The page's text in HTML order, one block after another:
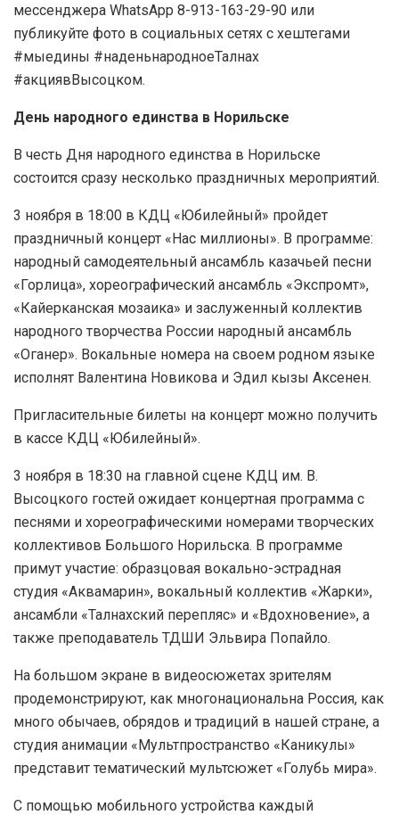
мессенджера WhatsApp 8-913-163-29-90 или
публикуйте фото в социальных сетях с хештегами
#мыедины #наденьнародноеТалнах
#акциявВысоцком.
День народного единства в Норильске
В честь Дня народного единства в Норильске
состоится сразу несколько праздничных мероприятий.
3 ноября в 18:00 в КДЦ «Юбилейный» пройдет
праздничный концерт «Нас миллионы». В программе:
народный самодеятельный ансамбль казачьей песни
«Горлица», хореографический ансамбль «Экспромт»,
«Кайерканская мозаика» и заслуженный коллектив
народного творчества России народный ансамбль
«Оганер». Вокальные номера на своем родном языке
исполнят Валентина Новикова и Эдил кызы Аксенен.
Пригласительные билеты на концерт можно получить
в кассе КДЦ «Юбилейный».
3 ноября в 18:30 на главной сцене КДЦ им. В.
Высоцкого гостей ожидает концертная программа с
песнями и хореографическими номерами творческих
коллективов Большого Норильска. В программе
примут участие: образцовая вокально-эстрадная
студия «Аквамарин», вокальный коллектив «Жарки»,
ансамбли «Талнахский перепляс» и «Вдохновение», а
также преподаватель ТДШИ Эльвира Попайло.
На большом экране в видеосюжетах зрителям
продемонстрируют, как многонациональна Россия, как
много обычаев, обрядов и традиций в нашей стране, а
студия анимации «Мультпространство «Каникулы»
представит тематический мультсюжет «Голубь мира».
С помощью мобильного устройства каждый